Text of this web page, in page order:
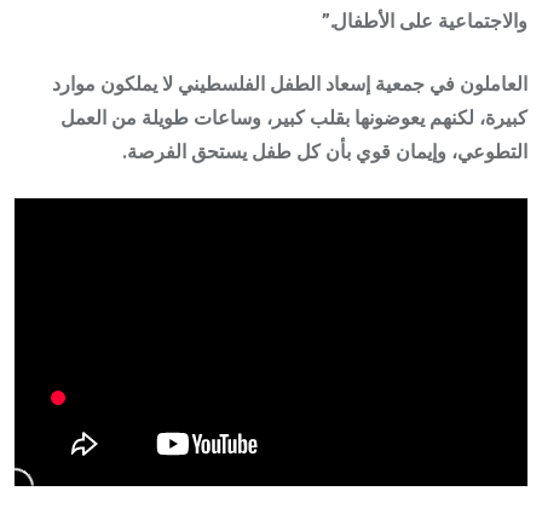
والاجتماعية على الأطفال.”
العاملون في جمعية إسعاد الطفل الفلسطيني لا يملكون موارد
كبيرة، لكنهم يعوضونها بقلب كبير، وساعات طويلة من العمل
التطوعي، وإيمان قوي بأن كل طفل يستحق الفرصة.